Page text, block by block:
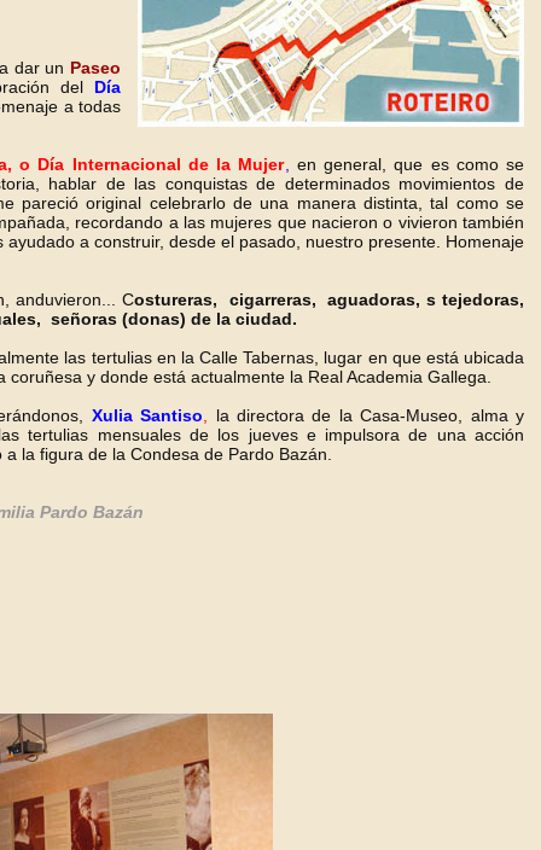
dar un Paseo
del Día
a todas
o Día Internacional de la Mujer,
en general, que es como se
hablar de las conquistas de determinados movimientos de
pareció original celebrarlo de una manera distinta, tal como se
recordando a las mujeres que nacieron o vivieron también
a construir, desde el pasado, nuestro presente. Homenaje
anduvieron... Costureras, cigarreras, aguadoras, s tejedoras,
señoras (donas) de la ciudad.
las tertulias en la Calle Tabernas, lugar en que está ubicada
coruñesa y donde está actualmente la Real Academia Gallega.
Xulia Santiso
la directora de la Casa-Museo, alma y
tertulias mensuales de los jueves e impulsora de una acción
la figura de la Condesa de Pardo Bazán.
Pardo Bazán